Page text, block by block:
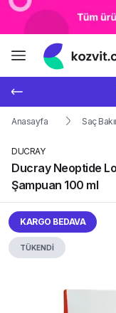
Anasayfa Saç
DUCRAY
Ducray Neoptide
Şampuan 100 ml
KARGO BEDAVA
TÜKENDİ